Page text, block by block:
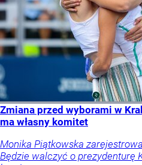
Zmiana przed wyborami w
ma własny komitet
Monika Piątkowska
Będzie walczyć o prezydenturę